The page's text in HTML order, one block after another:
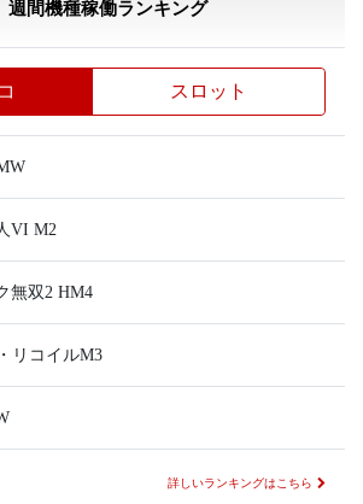
週間機種稼働ランキング
スロット
VI M2
無双2 HM4
リコイルM3
詳しいランキングはこちら